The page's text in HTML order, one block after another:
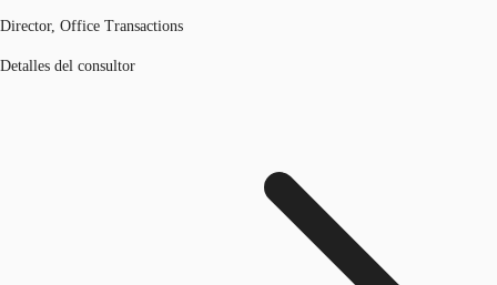
Director, Office Transactions
Detalles del consultor